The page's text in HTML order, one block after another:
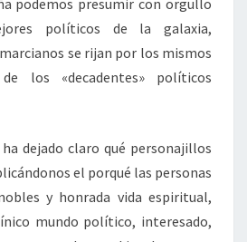
podemos presumir con orgullo
políticos de la galaxia,
se rijan por los mismos
los «decadentes» políticos
dejado claro qué personajillos
el porqué las personas
y honrada vida espiritual,
mundo político, interesado,